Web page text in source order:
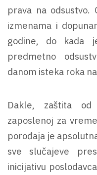
prava na odsustvo.
izmenama i
godine, do kada
predmetno
danom isteka roka
Dakle, zaštita
zaposlenoj za
porođaja je
sve slučajeve
inicijativu